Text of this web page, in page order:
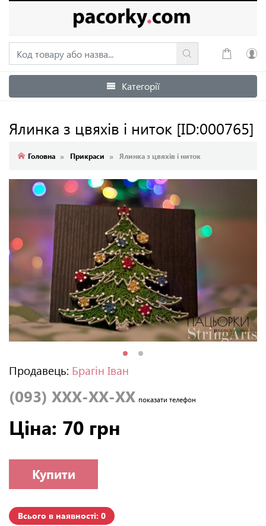
Увійти
Категорії
Ялинка з цвяхів і ниток [ID:000765]
Головна Прикраси Ялинка з цвяхів і ниток
Продавець: Брагін Іван
(093) XXX-XX-XX показати телефон
Ціна: 70 грн
Купити
Всього в наявності: 0